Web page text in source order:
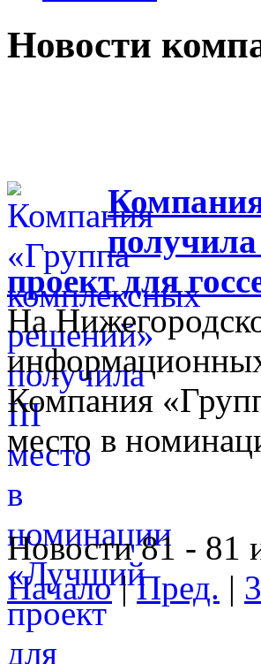
Новости
проект для
На
Компания
место в
Новости 81 - 81
Начало|Пред. |